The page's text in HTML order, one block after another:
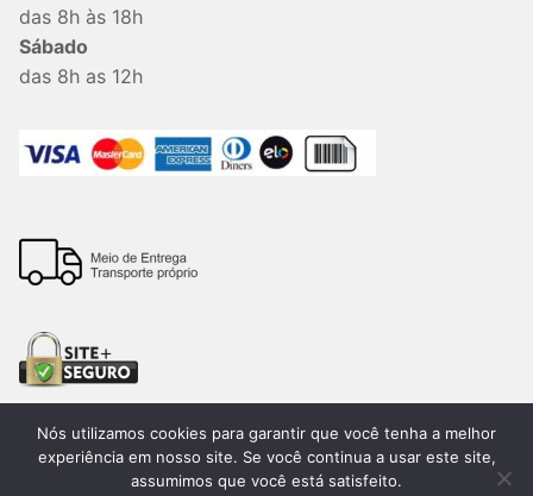
das 8h às 18h
Sábado
das 8h as 12h
Todos os direitos reservados. 2026®. Lemon Bauru –
Nós utilizamos cookies para garantir que você tenha a melhor
experiência em nosso site. Se você continua a usar este site,
assumimos que você está satisfeito.